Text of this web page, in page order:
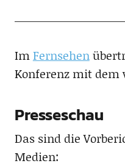
ImFernsehen
Konferenz mit dem
Presseschau
Das sind die
Medien: